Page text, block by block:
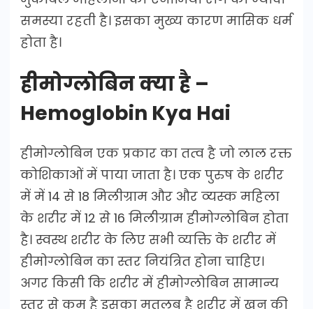
समस्या रहती है। इसका मुख्य कारण मासिक धर्म
होता है।
हीमोग्लोबिन क्या है –
Hemoglobin Kya Hai
हीमोग्लोबिन एक प्रकार का तत्व है जो लाल रक्त
कोशिकाओं में पाया जाता है। एक पुरुष के शरीर
में में 14 से 18 मिलीग्राम और और व्‍यस्‍क महिला
के शरीर में 12 से 16 मिलीग्राम हीमोग्लोबिन होता
है। स्वस्थ शरीर के लिए सभी व्यक्ति के शरीर में
हीमोग्लोबिन का स्तर नियंत्रित होना चाहिए।
अगर किसी कि शरीर में हीमोग्लोबिन सामान्य
स्तर से कम है इसका मतलब है शरीर में खून की